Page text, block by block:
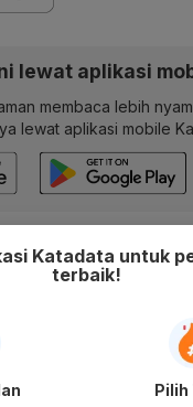
lewat aplikasi
membaca lebih
lewat aplikasi mobile
Cukai #Kemenkeu
Katadata untuk
terbaik!
Pilih